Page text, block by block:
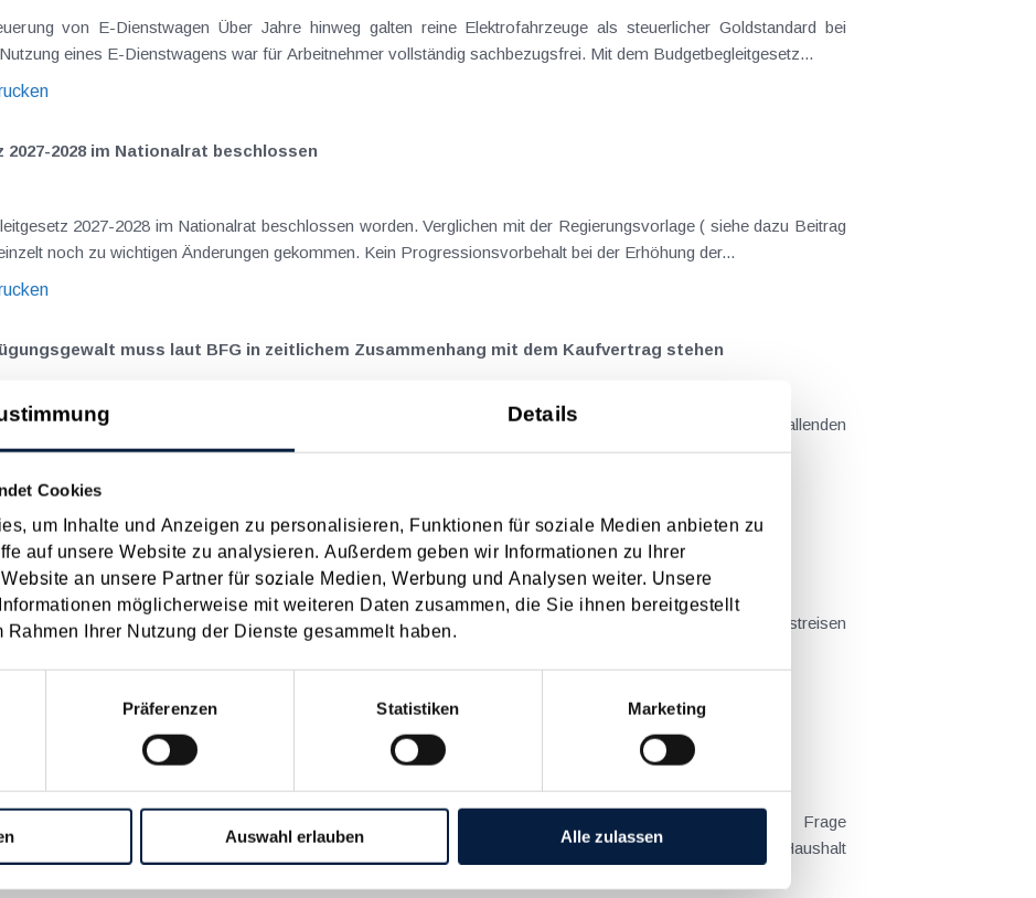
Details
Cookies
um Inhalte und Anzeigen zu personalisieren, Funktionen für soziale Medien anbieten zu
auf unsere Website zu analysieren. Außerdem geben wir Informationen zu Ihrer
an unsere Partner für soziale Medien, Werbung und Analysen weiter. Unsere
möglicherweise mit weiteren Daten zusammen, die Sie ihnen bereitgestellt
Rahmen Ihrer Nutzung der Dienste gesammelt haben.
Präferenzen Statistiken Marketing
Auswahl erlauben Alle zulassen
reine Elektrofahrzeuge als steuerlicher Goldstandard bei
eines E-Dienstwagens war für Arbeitnehmer vollständig sachbezugsfrei. Mit dem Budgetbegleitgesetz...
2028 im Nationalrat beschlossen
2027-2028 im Nationalrat beschlossen worden. Verglichen mit der Regierungsvorlage ( siehe dazu Beitrag
aus dem Juli 2026 ) ist es dabei vereinzelt noch zu wichtigen Änderungen gekommen. Kein Progressionsvorbehalt bei der Erhöhung der...
muss laut BFG in zeitlichem Zusammenhang mit dem Kaufvertrag stehen
regelmäßig anfallenden
dann vor, wenn die Voraussetzungen für die Hauptwohnsitzbefreiung erfüllt sind....
Reise ohne Nächtigung
im Zuge von Dienstreisen
Unkenntnis über die lokale Gastronomie resultieren – typischerweise stellt sich das Problem in der...
geschiedenen Eltern
10.02.2026) hatte sich mit der Frage
nach einer Scheidung die Familienbeihilfe zusteht, wenn sich das Kind tatsächlich überwiegend im Haushalt